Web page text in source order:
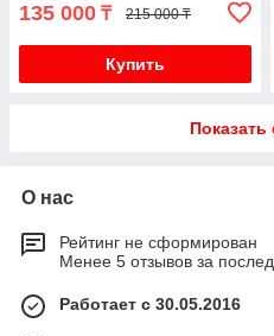
135 000 ₸ 215 000 ₸
Купить
Показать
О нас
Рейтинг не сформирован
Менее 5 отзывов за
Работает с 30.05.2016